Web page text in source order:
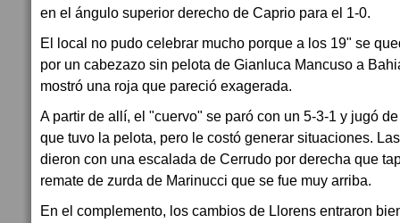
en el ángulo superior derecho de Caprio para el 1-0.
El local no pudo celebrar mucho porque a los 19" se
por un cabezazo sin pelota de Gianluca Mancuso a
mostró una roja que pareció exagerada.
A partir de allí, el "cuervo" se paró con un 5-3-1 y jugó
que tuvo la pelota, pero le costó generar situaciones.
dieron con una escalada de Cerrudo por derecha que
remate de zurda de Marinucci que se fue muy arriba.
En el complemento, los cambios de Llorens entraron